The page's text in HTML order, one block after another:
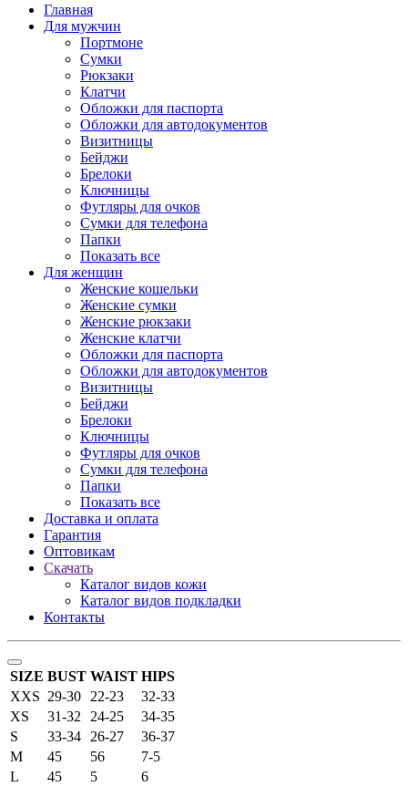
Главная
Для мужчин
Портмоне
Сумки
Рюкзаки
Клатчи
Обложки для паспорта
Обложки для автодокументов
Визитницы
Бейджи
Брелоки
Ключницы
Футляры для очков
Сумки для телефона
Папки
Показать все
Для женщин
Женские кошельки
Женские сумки
Женские рюкзаки
Женские клатчи
Обложки для паспорта
Обложки для автодокументов
Визитницы
Бейджи
Брелоки
Ключницы
Футляры для очков
Сумки для телефона
Папки
Показать все
Доставка и оплата
Гарантия
Оптовикам
Скачать
Каталог видов кожи
Каталог видов подкладки
Контакты
SIZE BUST WAIST HIPS
XXS 29-30 22-23
32-33
XS
31-32 24-25
34-35
S
33-34 26-27
36-37
M
45 56
7-5
L
45 5
6